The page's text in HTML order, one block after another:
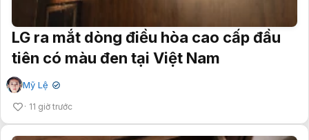
LG ra mắt dòng điều hòa cao cấp đầu
tiên có màu đen tại Việt Nam
Mỹ Lệ ✔
11 giờ trước